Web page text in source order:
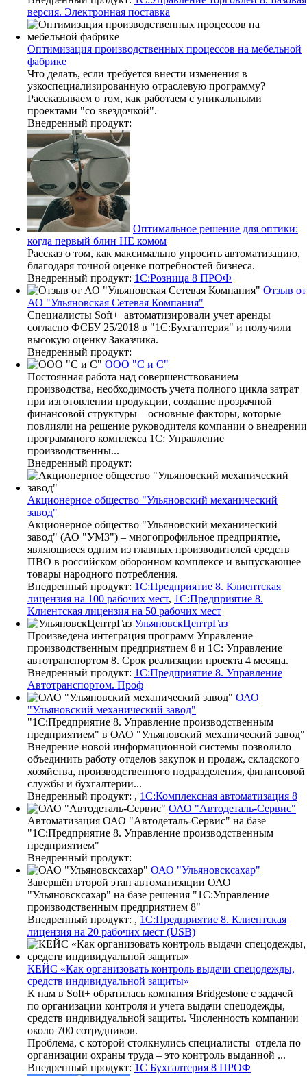
версия. Электронная поставка
Оптимизация производственных процессов на мебельной
фабрике
Что делать, если требуется внести изменения в
узкоспециализированную отраслевую программу?
Рассказываем о том, как работаем с уникальными
проектами "со звездочкой".
Внедренный продукт:
Оптимальное решение для оптики:
когда первый блин НЕ комом
Рассказ о том, как максимально упросить автоматизацию,
благодаря точной оценке потребностей бизнеса.
Внедренный продукт: 1С:Розница 8 ПРОФ
Отзыв от
АО "Ульяновская Сетевая Компания"
Специалисты Soft+ автоматизировали учет аренды
согласно ФСБУ 25/2018 в "1С:Бухгалтерия" и получили
высокую оценку Заказчика.
Внедренный продукт:
ООО "С и С"
Постоянная работа над совершенствованием
производства, необходимость учета полного цикла затрат
при изготовлении продукции, создание прозрачной
финансовой структуры – основные факторы, которые
повлияли на решение руководителя компании о внедрении
программного комплекса 1С: Управление
производственны...
Внедренный продукт:
Акционерное общество "Ульяновский механический
завод"
Акционерное общество "Ульяновский механический
завод" (АО "УМЗ") – многопрофильное предприятие,
являющиеся одним из главных производителей средств
ПВО в российском оборонном комплексе и выпускающее
товары народного потребления.
Внедренный продукт: 1С:Предприятие 8. Клиентская
лицензия на 100 рабочих мест, 1С:Предприятие 8.
Клиентская лицензия на 50 рабочих мест
УльяновскЦентрГаз
Произведена интеграция программ Управление
производственным предприятием 8 и 1С: Управление
автотранспортом 8. Срок реализации проекта 4 месяца.
Внедренный продукт: 1С:Предприятие 8. Управление
Автотранспортом. Проф
ОАО
"Ульяновский механический завод"
"1С:Предприятие 8. Управление производственным
предприятием" в ОАО "Ульяновский механический завод"
Внедрение новой информационной системы позволило
объединить работу отделов закупок и продаж, складского
хозяйства, производственного подразделения, финансовой
службы и бухгалтерии...
Внедренный продукт: , 1С:Комплексная автоматизация 8
ОАО "Автодеталь-Сервис"
Автоматизация ОАО "Автодеталь-Сервис" на базе
"1С:Предприятие 8. Управление производственным
предприятием"
Внедренный продукт:
ОАО "Ульяновскcахар"
Завершён второй этап автоматизации ОАО
"Ульяновскcахар" на базе решения "1С:Управление
производственным предприятием 8"
Внедренный продукт: , 1С:Предприятие 8. Клиентская
лицензия на 20 рабочих мест (USB)
КЕЙС «Как организовать контроль выдачи спецодежды,
средств индивидуальной защиты»
К нам в Soft+ обратилась компания Bridgestone с задачей
по организации контроля и учета выдачи спецодежды,
средств индивидуальной защиты. Численность компании
около 700 сотрудников.
Проблема, с которой столкнулись специалисты отдела по
организации охраны труда – это контроль выданной ...
Внедренный продукт: 1С Бухгалтерия 8 ПРОФ